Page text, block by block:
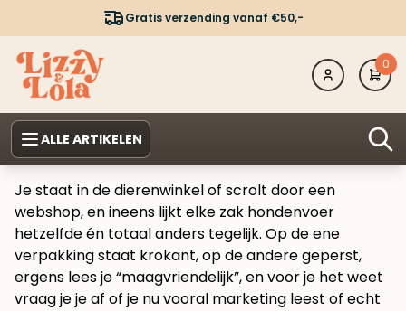
Gratis verzending vanaf €50,-
0
ALLE ARTIKELEN
Je staat in de dierenwinkel of scrolt door een
webshop, en ineens lijkt elke zak hondenvoer
hetzelfde én totaal anders tegelijk. Op de ene
verpakking staat krokant, op de andere geperst,
ergens lees je “maagvriendelijk”, en voor je het weet
vraag je je af of je nu vooral marketing leest of echt